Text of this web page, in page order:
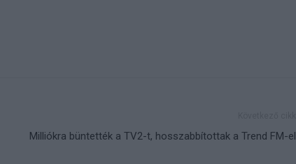
Milliókra büntették a TV2-t, hosszabbítottak a Trend FM-el